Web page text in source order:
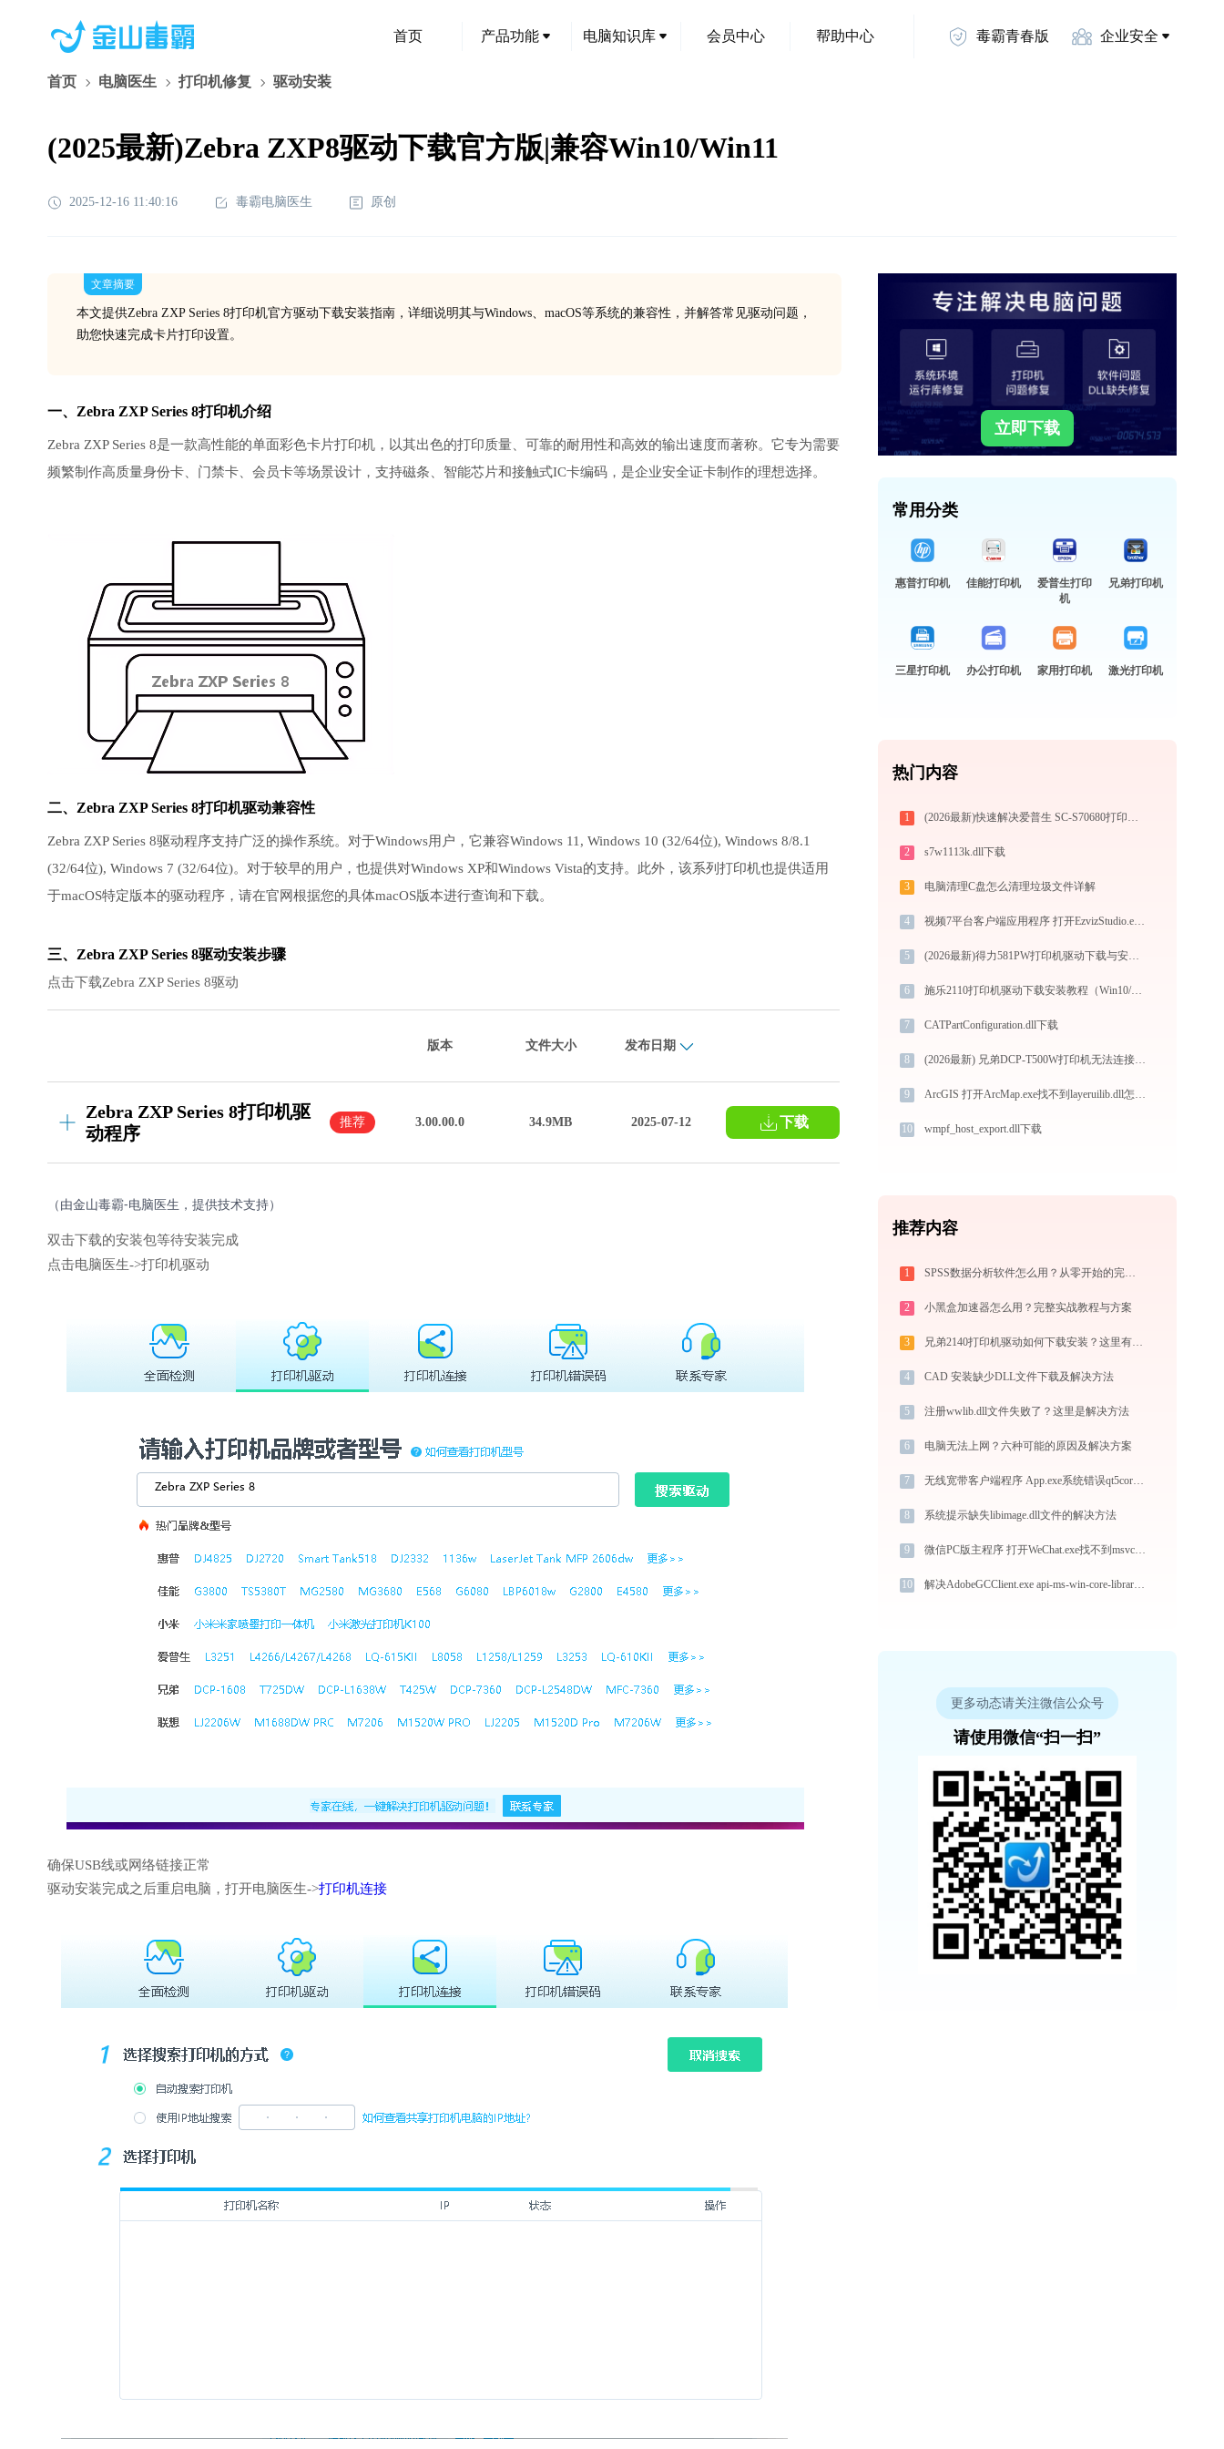
首页 产品功能 电脑知识库 会员中心 帮助中心 毒霸青春版 企业安全
首页 电脑医生 打印机修复 驱动安装
(2025最新)Zebra ZXP8驱动下载官方版|兼容Win10/Win11
2025-12-16 11:40:16 毒霸电脑医生 原创
文章摘要
本文提供Zebra ZXP Series 8打印机官方驱动下载安装指南，详细说明其与Windows、macOS等系统的兼容性，并解答常见驱动问题，
助您快速完成卡片打印设置。
一、Zebra ZXP Series 8打印机介绍
Zebra ZXP Series 8是一款高性能的单面彩色卡片打印机，以其出色的打印质量、可靠的耐用性和高效的输出速度而著称。它专为需要
频繁制作高质量身份卡、门禁卡、会员卡等场景设计，支持磁条、智能芯片和接触式IC卡编码，是企业安全证卡制作的理想选择。
二、Zebra ZXP Series 8打印机驱动兼容性
Zebra ZXP Series 8驱动程序支持广泛的操作系统。对于Windows用户，它兼容Windows 11, Windows 10 (32/64位), Windows 8/8.1
(32/64位), Windows 7 (32/64位)。对于较早的用户，也提供对Windows XP和Windows Vista的支持。此外，该系列打印机也提供适用
于macOS特定版本的驱动程序，请在官网根据您的具体macOS版本进行查询和下载。
三、Zebra ZXP Series 8驱动安装步骤
点击下载Zebra ZXP Series 8驱动
版本 文件大小 发布日期
Zebra ZXP Series 8打印机驱
动程序
推荐 3.00.00.0 34.9MB 2025-07-12 下载
（由金山毒霸-电脑医生，提供技术支持）
双击下载的安装包等待安装完成
点击电脑医生->打印机驱动
确保USB线或网络链接正常
驱动安装完成之后重启电脑，打开电脑医生->打印机连接
立即下载
常用分类
惠普打印机 佳能打印机
爱普生打印
机
兄弟打印机
三星打印机 办公打印机 家用打印机 激光打印机
热门内容
1 (2026最新)快速解决爱普生 SC-S70680打印机驱动安装问题，这篇文章告诉你方法
2 s7w1113k.dll下载
3 电脑清理C盘怎么清理垃圾文件详解
4 视频7平台客户端应用程序 打开EzvizStudio.exe找不到spupdateclientlib.dll怎么办
5 (2026最新)得力581PW打印机驱动下载与安装指南：一步步教您操作
6 施乐2110打印机驱动下载安装教程（Win10/Win11）
7 CATPartConfiguration.dll下载
8 (2026最新) 兄弟DCP-T500W打印机无法连接？试试这些方法 -金山毒霸
9 ArcGIS 打开ArcMap.exe找不到layeruilib.dll怎么办
10 wmpf_host_export.dll下载
推荐内容
1 SPSS数据分析软件怎么用？从零开始的完整操作指南（附实战案例）
2 小黑盒加速器怎么用？完整实战教程与方案
3 兄弟2140打印机驱动如何下载安装？这里有你需要的所有信息
4 CAD 安装缺少DLL文件下载及解决方法
5 注册wwlib.dll文件失败了？这里是解决方法
6 电脑无法上网？六种可能的原因及解决方案
7 无线宽带客户端程序 App.exe系统错误qt5core.dll丢失如何解决
8 系统提示缺失libimage.dll文件的解决方法
9 微信PC版主程序 打开WeChat.exe找不到msvcr100.dll怎么办
10 解决AdobeGCClient.exe api-ms-win-core-libraryloader-l1-2-1.dll丢失问题的终极指南
更多动态请关注微信公众号
请使用微信“扫一扫”